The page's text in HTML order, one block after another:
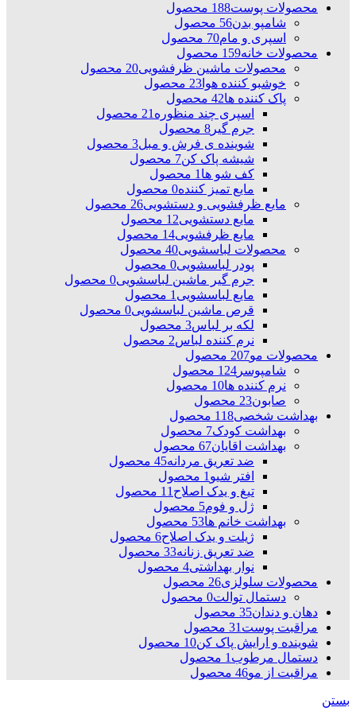
محصولات پوست188 محصول
شامپو بدن56 محصول
اسپری و مام70 محصول
محصولات خانه159 محصول
محصولات ماشین ظرفشویی20 محصول
خوشبو کننده هوا 23 محصول
پاک کننده ها42 محصول
اسپری چند منظوره21 محصول
جرم گیر 8 محصول
شوینده ی فرش و مبل3 محصول
شیشه پاک کن7 محصول
کف شو ها1 محصول
مایع تمیز کننده0 محصول
مایع ظرفشویی و دستشویی26 محصول
مایع دستشویی12 محصول
مایع ظرفشویی14 محصول
محصولات لباسشویی40 محصول
پودر لباسشویی0 محصول
جرم گیر ماشین لباسشویی0 محصول
مایع لباسشویی1 محصول
قرص ماشین لباسشویی0 محصول
لکه بر لباس3 محصول
نرم کننده لباس2 محصول
محصولات مو207 محصول
شامپوسر 124 محصول
نرم کننده ها10 محصول
صابون23 محصول
بهداشت شخصی118 محصول
بهداشت کودک7 محصول
بهداشت اقایان67 محصول
ضد تعریق مردانه45 محصول
افتر شیو1 محصول
تیغ و یدک اصلاح11 محصول
ژل و فوم5 محصول
بهداشت خانم ها53 محصول
ژیلت و یدک اصلاح6 محصول
ضد تعریق زنانه33 محصول
نوار بهداشتی4 محصول
محصولات سلولزی26 محصول
دستمال توالت0 محصول
دهان و دندان35 محصول
مراقبت پوست31 محصول
شوینده و ارایش پاک کن10 محصول
دستمال مرطوب1 محصول
مراقبت از مو46 محصول
بستن